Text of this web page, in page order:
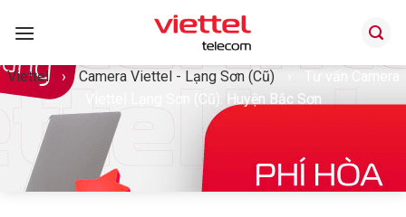
qua
dung
Viettel › Camera Viettel - Lạng Sơn (Cũ)
Viettel Lạng Sơn (Cũ): Huyện Bắc Sơn